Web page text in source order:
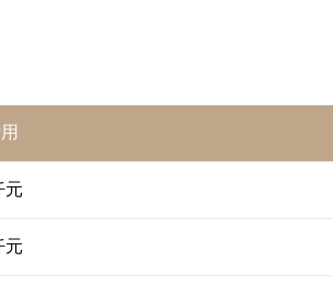
元
元